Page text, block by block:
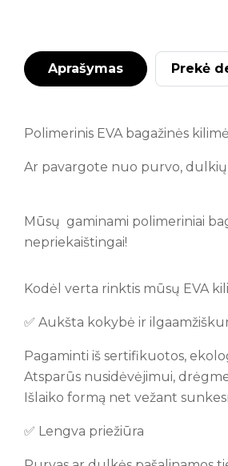
Aprašymas Prekė
Polimerinis EVA bagažinės
Ar pavargote nuo purvo,
Mūsų gaminami polimeriniai
nepriekaištingai!
Kodėl verta rinktis mūsų EVA
✅ Aukšta kokybė ir
Pagaminti iš sertifikuotos,
Atsparūs nusidėvėjimui,
Išlaiko formą net vežant
✅ Lengva priežiūra